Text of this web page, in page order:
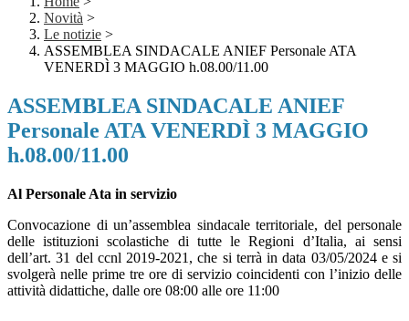
Novità >
Le notizie >
ASSEMBLEA SINDACALE ANIEF Personale ATA
VENERDÌ 3 MAGGIO h.08.00/11.00
ASSEMBLEA SINDACALE ANIEF
Personale ATA VENERDÌ 3 MAGGIO
h.08.00/11.00
Al Personale Ata in servizio
Convocazione di un’assemblea sindacale territoriale, del personale
delle istituzioni scolastiche di tutte le Regioni d’Italia, ai sensi
dell’art. 31 del ccnl 2019-2021, che si terrà in data 03/05/2024 e si
svolgerà nelle prime tre ore di servizio coincidenti con l’inizio delle
attività didattiche, dalle ore 08:00 alle ore 11:00